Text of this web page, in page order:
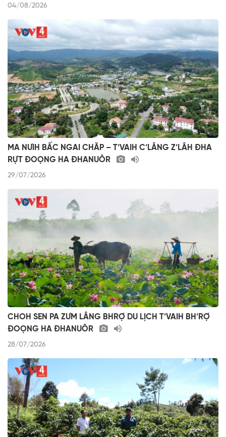
04/08/2026
MA NƯIH BẤC NGAI CHĂP – T’VAIH C’LÂNG Z’LÂH ĐHA
RỰT ĐOỌNG HA ĐHANUÔR
29/07/2026
CHOH SEN PA ZƯM LÂNG BHRỢ DU LỊCH T’VAIH BH’RỢ
ĐOỌNG HA ĐHANUÔR
28/07/2026